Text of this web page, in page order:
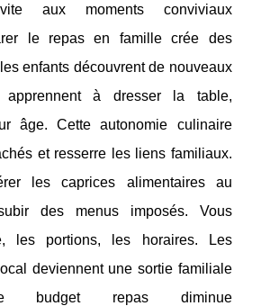
aux moments conviviaux
le repas en famille crée des
enfants découvrent de nouveaux
apprennent à dresser la table,
âge. Cette autonomie culinaire
et resserre les liens familiaux.
les caprices alimentaires au
des menus imposés. Vous
les portions, les horaires. Les
deviennent une sortie familiale
budget repas diminue